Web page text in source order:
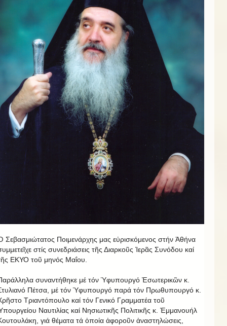
Σεβασμιώτατος Ποιμενάρχης μας εὐρισκόμενος στήν Ἀθήνα
στίς συνεδριάσεις τῆς Διαρκοῦς Ἱερᾶς Συνόδου καί
ΕΚΥΟ τοῦ μηνός Μαΐου.
συναντήθηκε μέ τόν Ὑφυπουργό Ἐσωτερικῶν κ.
Πέτσα, μέ τόν Ὑφυπουργό παρά τόν Πρωθυπουργό κ.
Τριαντόπουλο καί τόν Γενικό Γραμματέα τοῦ
Ναυτιλίας καί Νησιωτικῆς Πολιτικῆς κ. Ἐμμανουήλ
γιά θέματα τά ὁποία ἀφοροῦν ἀναστηλώσεις,